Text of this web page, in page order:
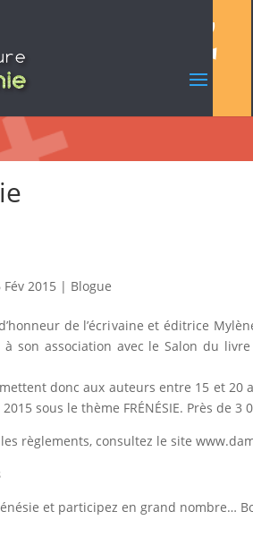
Fév 2015 | Blogue
de l’écrivaine et éditrice
son association avec le Salon du
donc aux auteurs entre 15 et 20
sous le thème FRÉNÉSIE. Près de
règlements, consultez le site
et participez en grand nombre…